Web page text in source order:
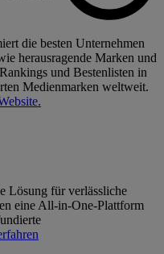
die besten Unternehmen
herausragende Marken und
und Bestenlisten in
Medienmarken weltweit.
Lösung für verlässliche
eine All-in-One-Plattform